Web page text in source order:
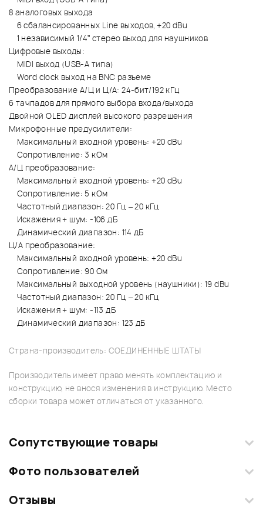
8 аналоговых выхода
6 сбалансированных Line выходов, +20 dBu
1 независимый 1/4” стерео выход для наушников
Цифровые выходы:
MIDI выход (USB-A типа)
Word clock выход на BNC разъеме
Преобразование А/Ц и Ц/А: 24-бит/192 кГц
6 тачпадов для прямого выбора входа/выхода
Двойной OLED дисплей высокого разрешения
Микрофонные предусилители:
Максимальный входной уровень: +20 dBu
Сопротивление: 3 кОм
А/Ц преобразование:
Максимальный входной уровень: +20 dBu
Сопротивление: 5 кОм
Частотный диапазон: 20 Гц – 20 кГц
Искажения + шум: -106 дБ
Динамический диапазон: 114 дБ
Ц/А преобразование:
Максимальный входной уровень: +20 dBu
Сопротивление: 90 Ом
Максимальный выходной уровень (наушники): 19 dBu
Частотный диапазон: 20 Гц – 20 кГц
Искажения + шум: -113 дБ
Динамический диапазон: 123 дБ
Страна-производитель: СОЕДИНЕННЫЕ ШТАТЫ
Производитель имеет право менять комплектацию и
конструкцию, не внося изменения в инструкцию. Место
сборки товара может отличаться от указанного.
Сопутствующие товары
Фото пользователей
Загрузите свои фотографии купленного товара и получите
Отзывы